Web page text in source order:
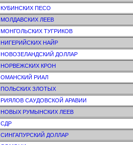
КУБИНСКИХ ПЕСО
МОЛДАВСКИХ ЛЕЕВ
МОНГОЛЬСКИХ ТУГРИКОВ
НИГЕРИЙСКИХ НАЙР
НОВОЗЕЛАНДСКИЙ ДОЛЛАР
НОРВЕЖСКИХ КРОН
ОМАНСКИЙ РИАЛ
ПОЛЬСКИХ ЗЛОТЫХ
РИЯЛОВ САУДОВСКОЙ АРАВИИ
НОВЫХ РУМЫНСКИХ ЛЕЕВ
СДР
СИНГАПУРСКИЙ ДОЛЛАР